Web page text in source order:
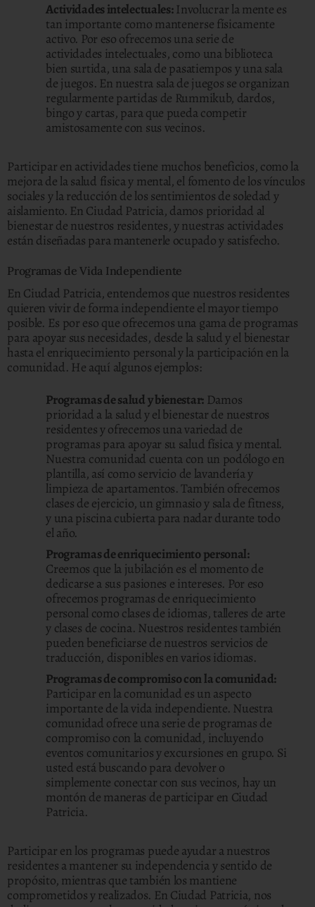
Actividades intelectuales:Involucrar la mente es
tan importante como mantenerse físicamente
activo. Por eso ofrecemos una serie de
actividades intelectuales, como una biblioteca
bien surtida, una sala de pasatiempos y una sala
de juegos. En nuestra sala de juegos se organizan
regularmente partidas de Rummikub, dardos,
bingo y cartas, para que pueda competir
amistosamente con sus vecinos.
Participar en actividades tiene muchos beneficios, como la
mejora de la salud física y mental, el fomento de los vínculos
sociales y la reducción de los sentimientos de soledad y
aislamiento. En Ciudad Patricia, damos prioridad al
bienestar de nuestros residentes, y nuestras actividades
están diseñadas para mantenerle ocupado y satisfecho.
Programas de Vida Independiente
En Ciudad Patricia, entendemos que nuestros residentes
quieren vivir de forma independiente el mayor tiempo
posible. Es por eso que ofrecemos una gama de programas
para apoyar sus necesidades, desde la salud y el bienestar
hasta el enriquecimiento personal y la participación en la
comunidad. He aquí algunos ejemplos:
Programas de salud y bienestar: Damos
prioridad a la salud y el bienestar de nuestros
residentes y ofrecemos una variedad de
programas para apoyar su salud física y mental.
Nuestra comunidad cuenta con un podólogo en
plantilla, así como servicio de lavandería y
limpieza de apartamentos. También ofrecemos
clases de ejercicio, un gimnasio y sala de fitness,
y una piscina cubierta para nadar durante todo
el año.
Programas de enriquecimiento personal:
Creemos que la jubilación es el momento de
dedicarse a sus pasiones e intereses. Por eso
ofrecemos programas de enriquecimiento
personal como clases de idiomas, talleres de arte
y clases de cocina. Nuestros residentes también
pueden beneficiarse de nuestros servicios de
traducción, disponibles en varios idiomas.
Programas de compromiso con la comunidad:
Participar en la comunidad es un aspecto
importante de la vida independiente. Nuestra
comunidad ofrece una serie de programas de
compromiso con la comunidad, incluyendo
eventos comunitarios y excursiones en grupo. Si
usted está buscando para devolver o
simplemente conectar con sus vecinos, hay un
montón de maneras de participar en Ciudad
Patricia.
Participar en los programas puede ayudar a nuestros
residentes a mantener su independencia y sentido de
propósito, mientras que también los mantiene
comprometidos y realizados. En Ciudad Patricia, nos